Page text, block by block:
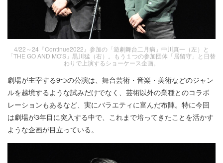
4/22～24『Continue2022』参加の「遊劇舞台二月病」中川真一（左）と
「THE GO AND MO'S」黒川猛（右）。もう１つの参加団体「居留守」と日替
わりで上演するショーケース企画。
劇場が主宰する9つの公演は、舞台芸術・音楽・美術などのジャン
ルを越境するような試みだけでなく、芸術以外の業種とのコラボ
レーションもあるなど、実にバラエティに富んだ布陣。特に今回
は劇場が3年目に突入する中で、これまで培ってきたことを活かす
ような企画が目立っている。